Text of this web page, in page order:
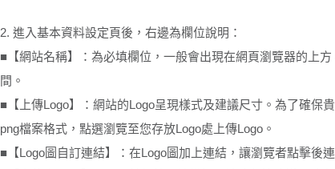
2. 進入基本資料設定頁後，右邊為欄位說明：
■【網站名稱】：為必填欄位，一般會出現在網頁瀏覽器的上
間。
■【上傳Logo】：網站的Logo呈現樣式及建議尺寸。為了確保
png檔案格式，點選瀏覽至您存放Logo處上傳Logo。
■【Logo圖自訂連結】：在Logo圖加上連結，讓瀏覽者點擊後